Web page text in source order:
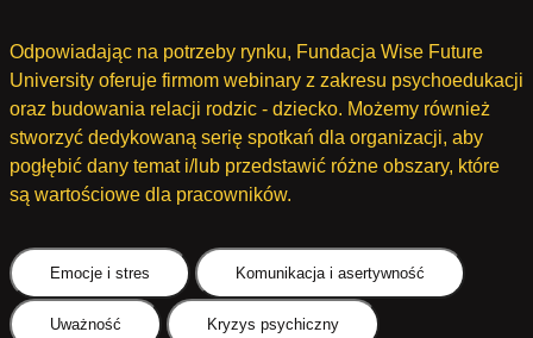
Odpowiadając na potrzeby rynku, Fundacja Wise Future
University oferuje firmom webinary z zakresu psychoedukacji
oraz budowania relacji rodzic - dziecko. Możemy również
stworzyć dedykowaną serię spotkań dla organizacji, aby
pogłębić dany temat i/lub przedstawić różne obszary, które
są wartościowe dla pracowników.
Emocje i stres Komunikacja i asertywność
Uważność Kryzys psychiczny